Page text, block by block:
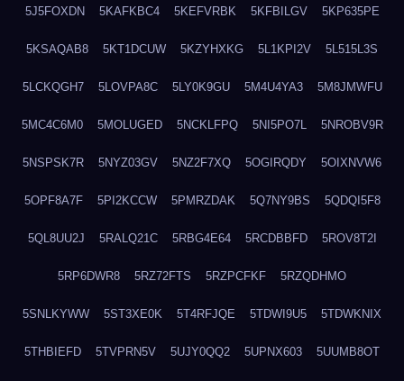
5J5FOXDN 5KAFKBC4 5KEFVRBK 5KFBILGV 5KP635PE
5KSAQAB8 5KT1DCUW 5KZYHXKG 5L1KPI2V 5L515L3S
5LCKQGH7 5LOVPA8C 5LY0K9GU 5M4U4YA3 5M8JMWFU
5MC4C6M0 5MOLUGED 5NCKLFPQ 5NI5PO7L 5NROBV9R
5NSPSK7R 5NYZ03GV 5NZ2F7XQ 5OGIRQDY 5OIXNVW6
5OPF8A7F 5PI2KCCW 5PMRZDAK 5Q7NY9BS 5QDQI5F8
5QL8UU2J 5RALQ21C 5RBG4E64 5RCDBBFD 5ROV8T2I
5RP6DWR8 5RZ72FTS 5RZPCFKF 5RZQDHMO
5SNLKYWW 5ST3XE0K 5T4RFJQE 5TDWI9U5 5TDWKNIX
5THBIEFD 5TVPRN5V 5UJY0QQ2 5UPNX603 5UUMB8OT